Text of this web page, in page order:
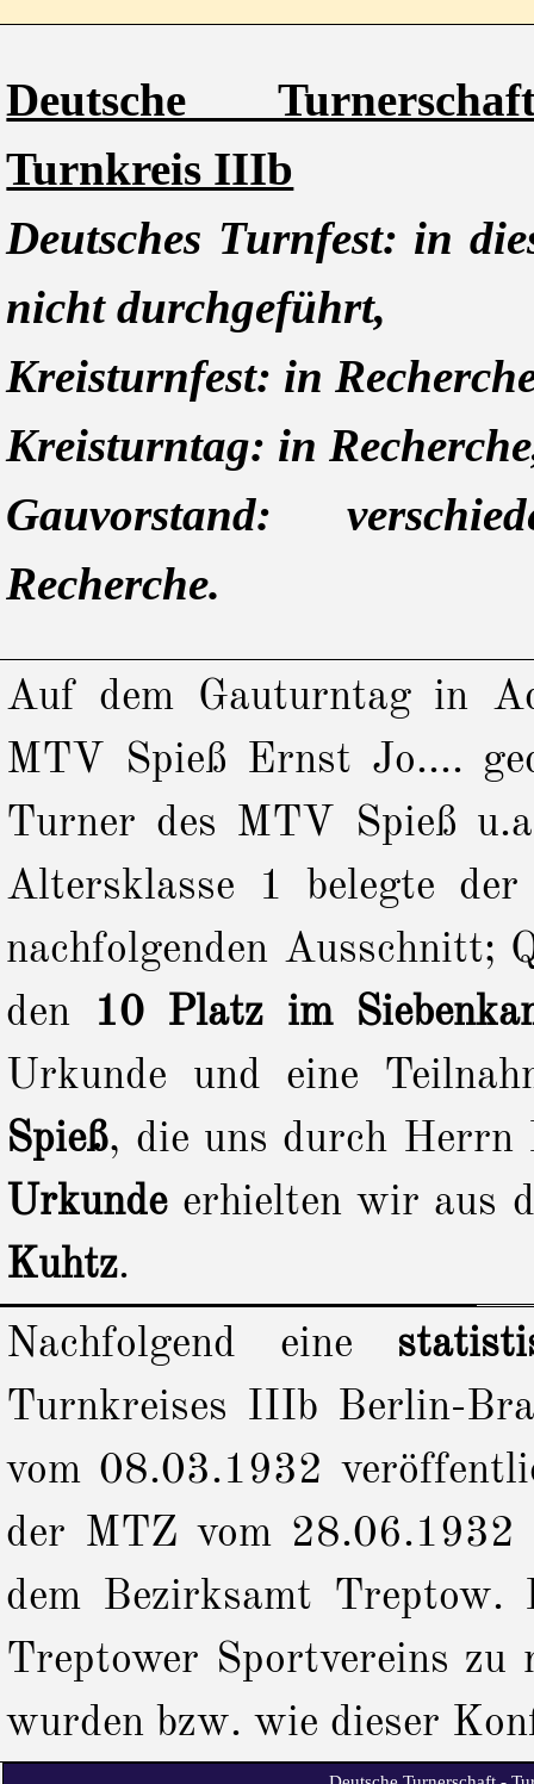
Deutsche
Turnkreis IIIb
Deutsches Turnfest: in
nicht durchgeführt,
Kreisturnfest: in
Kreisturntag: in
Gauvorstand:
Recherche.
Auf dem Gauturntag in
MTV Spieß Ernst Jo....
Turner des MTV Spieß
Altersklasse 1 belegte
nachfolgenden Ausschnitt;
den
10 Platz im
Urkunde und eine
Spieß, die uns durch Herrn
Urkundeerhielten wir aus
Kuhtz.
Nachfolgend eine
Turnkreises IIIb Berlin-
vom 08.03.1932
der MTZ vom 28.06.1932
dem Bezirksamt Treptow.
Treptower Sportvereins zu
wurden bzw. wie dieser